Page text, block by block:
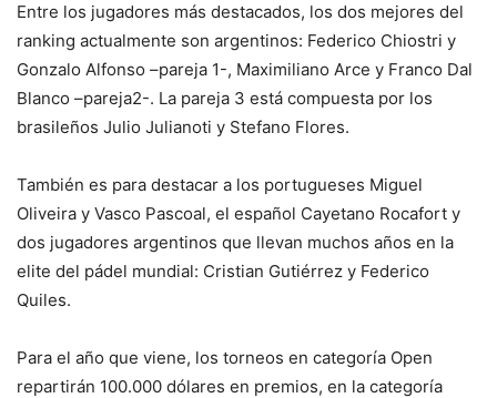
Entre los jugadores más destacados, los dos mejores del
ranking actualmente son argentinos: Federico Chiostri y
Gonzalo Alfonso –pareja 1-, Maximiliano Arce y Franco Dal
Blanco –pareja2-. La pareja 3 está compuesta por los
brasileños Julio Julianoti y Stefano Flores.
También es para destacar a los portugueses Miguel
Oliveira y Vasco Pascoal, el español Cayetano Rocafort y
dos jugadores argentinos que llevan muchos años en la
elite del pádel mundial: Cristian Gutiérrez y Federico
Quiles.
Para el año que viene, los torneos en categoría Open
repartirán 100.000 dólares en premios, en la categoría